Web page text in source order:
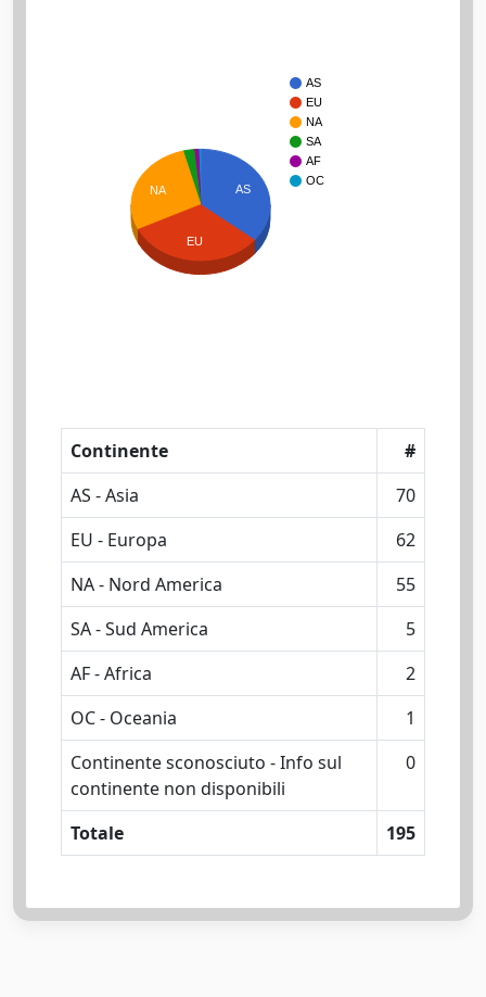
AS
EU
NA
SA
AF
OC
AS
NA
EU
Continente
#
AS - Asia
70
EU - Europa
62
NA - Nord America
55
SA - Sud America
5
AF - Africa
2
OC - Oceania
1
Continente sconosciuto - Info sul
continente non disponibili
0
Totale 195